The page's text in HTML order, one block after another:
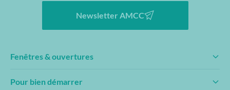
Newsletter AMCC
Fenêtres & ouvertures
Pour bien démarrer